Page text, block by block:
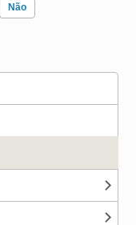
Não
ajudou